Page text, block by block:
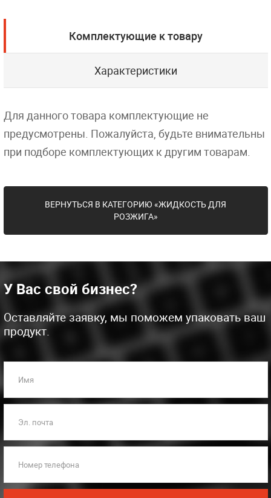
Комплектующие к товару
Характеристики
Для данного товара комплектующие не
предусмотрены. Пожалуйста, будьте внимательны
при подборе комплектующих к другим товарам.
ВЕРНУТЬСЯ В КАТЕГОРИЮ «ЖИДКОСТЬ ДЛЯ
РОЗЖИГА»
У Вас свой бизнес?
Оставляйте заявку, мы поможем упаковать ваш
продукт.
Имя
Эл. почта
Номер телефона